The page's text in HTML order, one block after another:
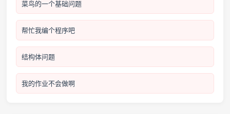
菜鸟的一个基础问题
帮忙我编个程序吧
结构体问题
我的作业不会做啊